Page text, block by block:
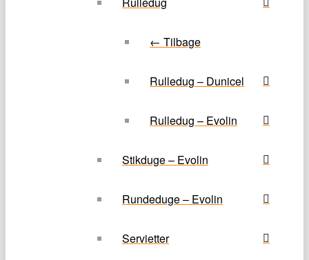
← Tilbage
Rulledug – Dunicel
Rulledug – Evolin
Stikduge – Evolin
Rundeduge – Evolin
Servietter